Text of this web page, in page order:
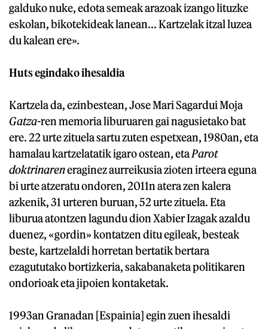
galduko nuke, edota semeak arazoak izango lituzke
eskolan, bikotekideak lanean... Kartzelak itzal luzea
du kalean ere».
Huts egindako ihesaldia
Kartzela da, ezinbestean, Jose Mari Sagardui Moja
Gatza-ren memoria liburuaren gai nagusietako bat
ere. 22 urte zituela sartu zuten espetxean, 1980an, eta
hamalau kartzelatatik igaro ostean, etaParot
doktrinareneraginez aurreikusia zioten irteera eguna
bi urte atzeratu ondoren, 2011n atera zen kalera
azkenik, 31 urteren buruan, 52 urte zituela. Eta
liburua atontzen lagundu dion Xabier Izagak azaldu
duenez, «gordin» kontatzen ditu egileak, besteak
beste, kartzelaldi horretan bertatik bertara
ezagututako bortizkeria, sakabanaketa politikaren
ondorioak eta jipoien kontaketak.
1993an Granadan [Espainia] egin zuen ihesaldi